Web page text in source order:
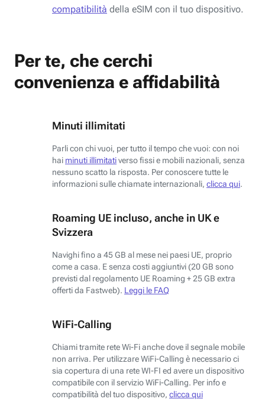
compatibilità della eSIM con il tuo dispositivo.
Per te, che cerchi
convenienza e affidabilità
Minuti illimitati
Parli con chi vuoi, per tutto il tempo che vuoi: con noi
hai minuti illimitativerso fissi e mobili nazionali, senza
nessuno scatto la risposta. Per conoscere tutte le
informazioni sulle chiamate internazionali, clicca qui.
Roaming UE incluso, anche in UK e
Svizzera
Navighi fino a 45 GB al mese nei paesi UE, proprio
come a casa. E senza costi aggiuntivi (20 GB sono
previsti dal regolamento UE Roaming + 25 GB extra
offerti da Fastweb). Leggi le FAQ
WiFi-Calling
Chiami tramite rete Wi-Fi anche dove il segnale mobile
non arriva. Per utilizzare WiFi-Calling è necessario ci
sia copertura di una rete WI-FI ed avere un dispositivo
compatibile con il servizio WiFi-Calling. Per info e
compatibilità del tuo dispositivo, clicca qui